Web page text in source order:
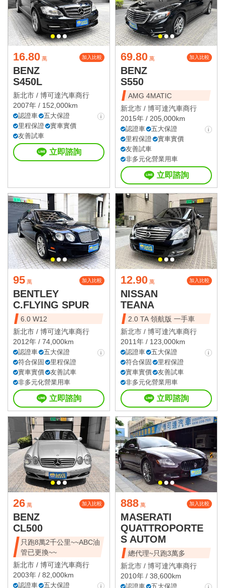
16.80 萬 加入比較
BENZ
S450L
新北市 / 博可達汽車商行
2007年 / 152,000km
認證車
五大保證
里程保證
實車實價
友善試車
立即諮詢
69.80 萬 加入比較
BENZ
S550
AMG 4MATIC
新北市 / 博可達汽車商行
2015年 / 205,000km
認證車
五大保證
里程保證
實車實價
友善試車
非多元化營業用車
立即諮詢
95 萬 加入比較
BENTLEY
C.FLYING SPUR
6.0 W12
新北市 / 博可達汽車商行
2012年 / 74,000km
認證車
五大保證
符合保固
里程保證
實車實價
友善試車
非多元化營業用車
立即諮詢
12.90 萬 加入比較
NISSAN
TEANA
2.0 TA 領航版 一手車
新北市 / 博可達汽車商行
2011年 / 123,000km
認證車
五大保證
符合保固
里程保證
實車實價
友善試車
非多元化營業用車
立即諮詢
26 萬 加入比較
BENZ
CL500
只跑8萬2千公里~~ABC油
管已更換~~
新北市 / 博可達汽車商行
2003年 / 82,000km
認證車
五大保證
888 萬 加入比較
MASERATI
QUATTROPORTE
S AUTOM
總代理~只跑3萬多
新北市 / 博可達汽車商行
2010年 / 38,600km
認證車
五大保證